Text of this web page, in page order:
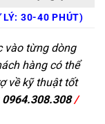
LÝ: 30-40 PHÚT)
vào từng dòng
hàng có thể
về kỹ thuật tốt
0964.308.308/